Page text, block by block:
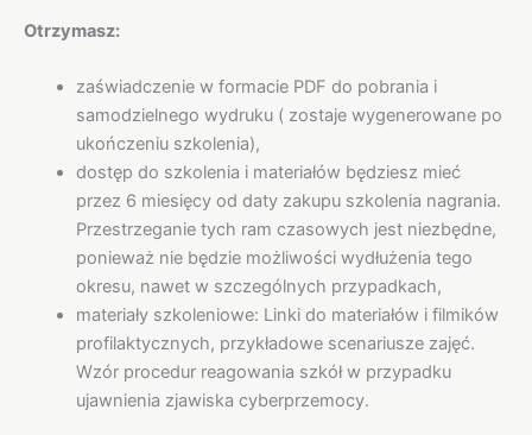
Otrzymasz:
zaświadczenie w formacie PDF do pobrania i
samodzielnego wydruku ( zostaje wygenerowane po
ukończeniu szkolenia),
dostęp do szkolenia i materiałów będziesz mieć
przez 6 miesięcy od daty zakupu szkolenia nagrania.
Przestrzeganie tych ram czasowych jest niezbędne,
ponieważ nie będzie możliwości wydłużenia tego
okresu, nawet w szczególnych przypadkach,
materiały szkoleniowe: Linki do materiałów i filmików
profilaktycznych, przykładowe scenariusze zajęć.
Wzór procedur reagowania szkół w przypadku
ujawnienia zjawiska cyberprzemocy.